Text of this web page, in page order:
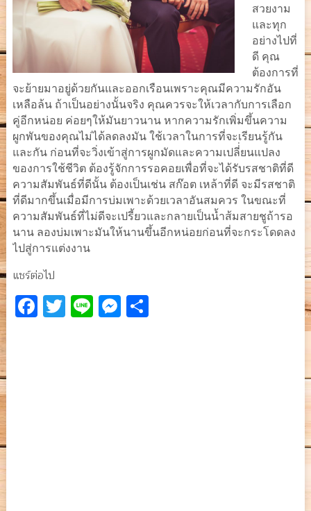
สวยงาม
และทุก
อย่างไปที่
ดี คุณ
ต้องการที่
จะย้ายมาอยู่ด้วยกันและออกเรือนเพราะคุณมีความรักอัน
เหลือล้น ถ้าเป็นอย่างนั้นจริง คุณควรจะให้เวลากับการเลือก
คู่อีกหน่อย ค่อยๆให้มันยาวนาน หากความรักเพิ่มขึ้นความ
ผูกพันของคุณไม่ได้ลดลงมัน ใช้เวลาในการที่จะเรียนรู้กัน
และกัน ก่อนที่จะวิ่งเข้าสู่การผูกมัดและความเปลี่่ยนแปลง
ของการใช้ชีวิต ต้องรู้จักการรอคอยเพื่อที่จะได้รับรสชาติที่ดี
ความสัมพันธ์ที่ดีนั้น ต้องเป็นเช่น สก๊อต เหล้าที่ดี จะมีรสชาติ
ที่ดีมากขึ้นเมื่อมีการบ่มเพาะด้วยเวลาอันสมควร ในขณะที่
ความสัมพันธ์ที่ไม่ดีจะเปรี้ยวและกลายเป็นน้ำส้มสายชูถ้ารอ
นาน ลองบ่มเพาะมันให้นานขึ้นอีกหน่อยก่อนที่จะกระโดดลง
ไปสู่การแต่งงาน
แชร์ต่อไป
Facebook
Twitter
LineMessenger
Share